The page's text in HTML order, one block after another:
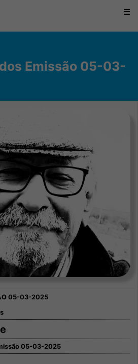
☰
Emissão 05-03-
05-03-2025